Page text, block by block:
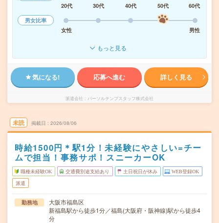
20代
30代 40代 50代
60代
男女比率
女性
男性
もっと見る
気になる! 応募へ進む 詳しく見る
派遣会社 パーソルテンプスタッフ株式会社
未読 掲載日 2026/08/06
時給1500円＊駅1分！未経験にやさしい=チー
ムで担当！事務サポ！スニーカーOK
職種未経験OK 交通費別途支給あり 土日祝日が休み WEB登録OK
派遣
勤務地
大阪市福島区
新福島駅から徒歩1分／福島(大阪府・阪神線)駅から徒歩4
分